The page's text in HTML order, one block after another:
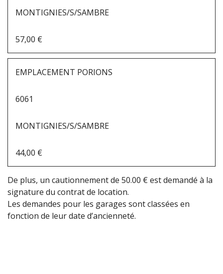
MONTIGNIES/S/SAMBRE
57,00 €
EMPLACEMENT PORIONS
6061
MONTIGNIES/S/SAMBRE
44,00 €
De plus, un cautionnement de 50.00 € est demandé à la
signature du contrat de location.
Les demandes pour les garages sont classées en
fonction de leur date d’ancienneté.